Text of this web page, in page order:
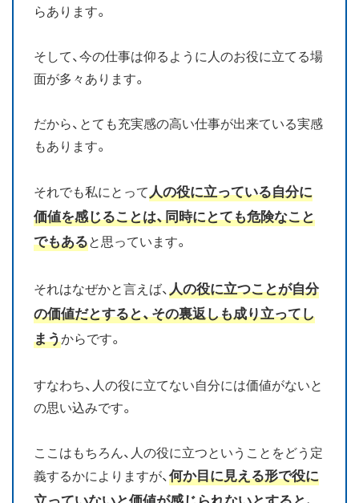
らあります。
そして、今の仕事は仰るように人のお役に立てる場
面が多々あります。
だから、とても充実感の高い仕事が出来ている実感
もあります。
それでも私にとって人の役に立っている自分に
価値を感じることは、同時にとても危険なこと
でもあると思っています。
それはなぜかと言えば、人の役に立つことが自分
の価値だとすると、その裏返しも成り立ってし
まうからです。
すなわち、人の役に立てない自分には価値がないと
の思い込みです。
ここはもちろん、人の役に立つということをどう定
義するかによりますが、何か目に見える形で役に